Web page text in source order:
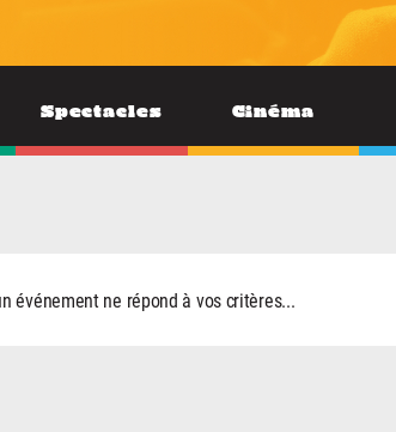
Spectacles Cinéma
événement ne répond à vos critères...